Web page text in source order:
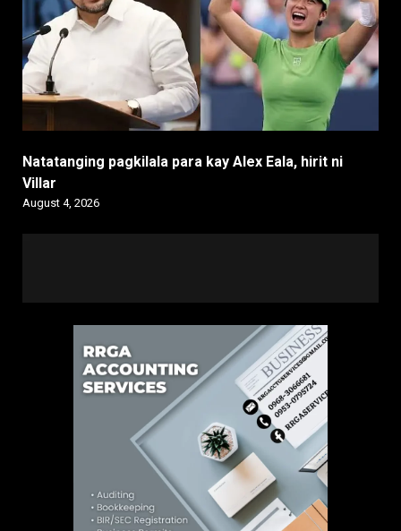
Natatanging pagkilala para kay Alex Eala, hirit ni
Villar
August 4, 2026